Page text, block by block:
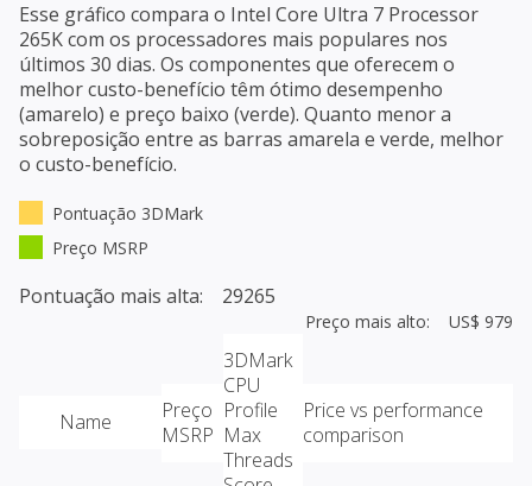
Esse gráfico compara o Intel Core Ultra 7 Processor
265Kcom os processadores mais populares nos
últimos 30 dias. Os componentes que oferecem o
melhor custo-benefício têm ótimo desempenho
(amarelo) e preço baixo (verde). Quanto menor a
sobreposição entre as barras amarela e verde, melhor
o custo-benefício.
Pontuação 3DMark
Preço MSRP
Pontuação mais alta: 29265
Preço mais alto: US$ 979
Name
Preço
MSRP
3DMark
CPU
Profile
Max
Threads
Price vs performance
comparison